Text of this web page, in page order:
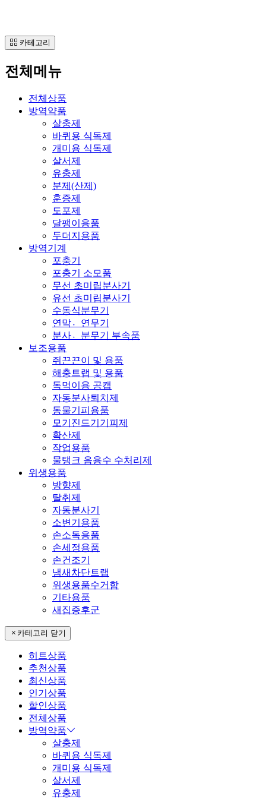
카테고리
전체메뉴
전체상품
방역약품
살충제
바퀴용 식독제
개미용 식독제
살서제
유충제
분제(산제)
훈증제
도포제
달팽이용품
두더지용품
방역기계
포충기
포충기 소모품
무선 초미립분사기
유선 초미립분사기
수동식분무기
연막연〮무기
분사분〮무기 부속품
보조용품
쥐끈끈이 및 용품
해충트랩 및 용품
독먹이용 공캡
자동분사퇴치제
동물기피용품
모기진드기기피제
확산제
작업용품
물탱크 음용수 수처리제
위생용품
방향제
탈취제
자동분사기
소변기용품
손소독용품
손세정용품
손건조기
냄새차단트랩
위생용품수거함
기타용품
새집증후군
카테고리 닫기
히트상품
추천상품
최신상품
인기상품
할인상품
전체상품
방역약품
살충제
바퀴용 식독제
개미용 식독제
살서제
유충제